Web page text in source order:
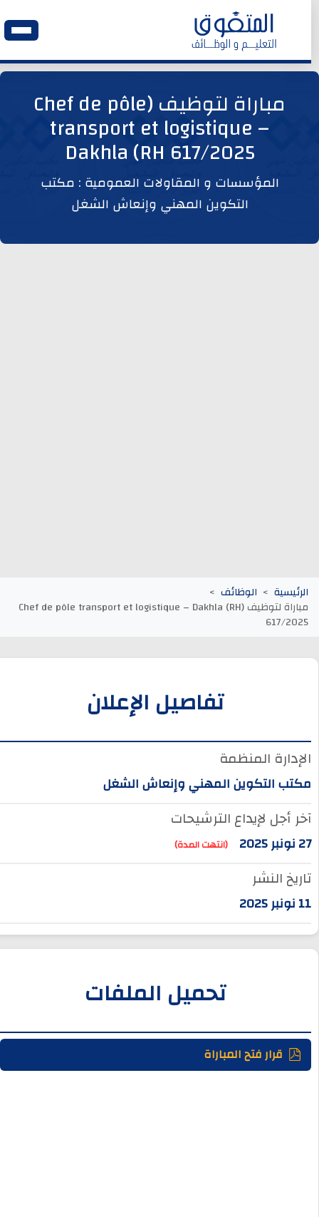
وظائف اليوم
ابحث عن وظيفة
وظائف عمومية
مباراة لتوظيف (Chef de pôle
transport et logistique –
Dakhla (RH 617/2025
المؤسسات و المقاولات العمومية : مكتب
التكوين المهني وإنعاش الشغل
الرئيسية الوظائف
مباراة لتوظيف (Chef de pôle transport et logistique – Dakhla (RH
617/2025
تفاصيل الإعلان
الإدارة المنظمة
مكتب التكوين المهني وإنعاش الشغل
آخر أجل لإيداع الترشيحات
27 نونبر 2025 (انتهت المدة)
تاريخ النشر
11 نونبر 2025
تحميل الملفات
قرار فتح المباراة